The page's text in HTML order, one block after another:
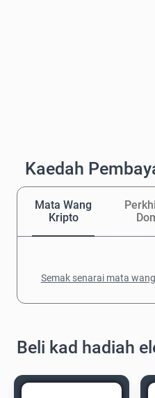
Kaedah
Mata Wang
Kripto
Semak senarai mata
Beli kad hadiah